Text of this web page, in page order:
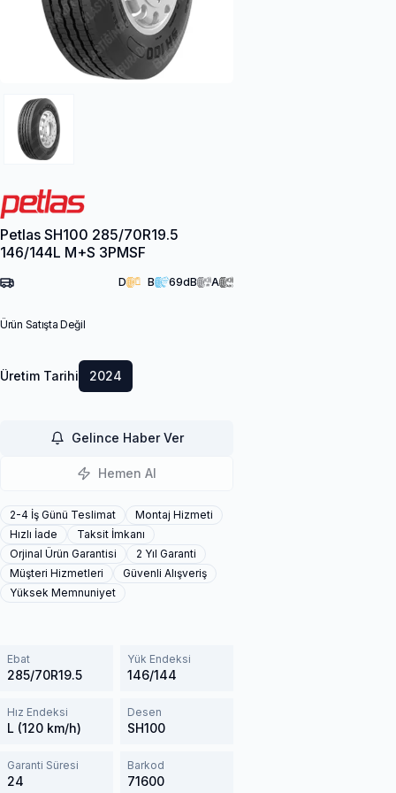
Petlas SH100 285/70R19.5
146/144L M+S 3PMSF
D B 69dB A
Ürün Satışta Değil
Üretim Tarihi 2024
Gelince Haber Ver
Hemen Al
2-4 İş Günü Teslimat
Montaj Hizmeti
Hızlı İade
Taksit İmkanı
Orjinal Ürün Garantisi
2 Yıl Garanti
Müşteri Hizmetleri
Güvenli Alışveriş
Yüksek Memnuniyet
Ebat
285/70R19.5
Yük Endeksi
146/144
Hız Endeksi
L (120 km/h)
Desen
SH100
Garanti Süresi
24
Barkod
71600